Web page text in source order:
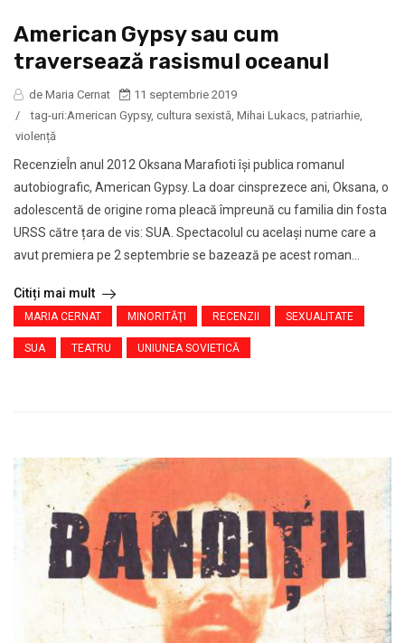
American Gypsy sau cum
traversează rasismul oceanul
de Maria Cernat
11 septembrie 2019
/
tag-uri:American Gypsy, cultura sexistă, Mihai Lukacs, patriarhie,
violență
RecenzieÎn anul 2012 Oksana Marafioti își publica romanul
autobiografic, American Gypsy. La doar cinsprezece ani, Oksana, o
adolescentă de origine roma pleacă împreună cu familia din fosta
URSS către țara de vis: SUA. Spectacolul cu același nume care a
avut premiera pe 2 septembrie se bazează pe acest roman...
Citiți mai mult
MARIA CERNAT MINORITĂŢI RECENZII SEXUALITATE
SUA TEATRU UNIUNEA SOVIETICĂ